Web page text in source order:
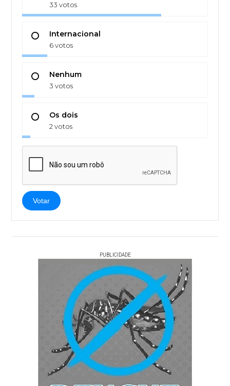
33 votos
Internacional
6 votos
Nenhum
3 votos
Os dois
2 votos
Votar
PUBLICIDADE